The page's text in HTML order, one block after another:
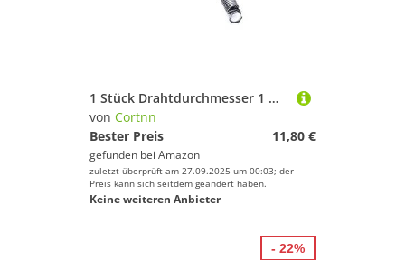
1 Stück Drahtdurchmesser 1 mm Verlängerung Expanding Spring Double Loop-End 304 Edelstahl Länge 30 mm-300 mm Out Dia.6 mm 8 mm 10 mm 12 mm(140mm,10mm)
von Cortnn
Bester Preis
11,80 €
gefunden bei Amazon
zuletzt überprüft am 27.09.2025 um 00:03; der
Preis kann sich seitdem geändert haben.
Keine weiteren Anbieter
- 22%